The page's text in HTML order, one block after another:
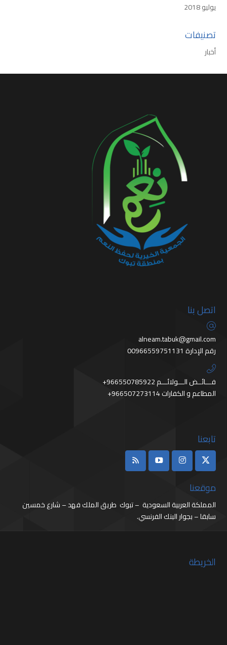
يوليو 2018
تصنيفات
أخبار
اتصل بنا
alneam.tabuk@gmail.com
رقم الإدارة 00966559751131
+966550785922 فـــائــض الـــولائـــم
+966507273114 المطاعم و الكفارات
تابعنا
موقعنا
المملكة العربية السعودية – تبوك طريق الملك فهد – شارع خمسين
سابقا – بجوار البنك الفرنسي.
الخريطة